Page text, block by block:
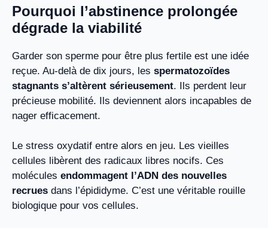
Pourquoi l’abstinence prolongée
dégrade la viabilité
Garder son sperme pour être plus fertile est une idée
reçue. Au-delà de dix jours, les spermatozoïdes
stagnants s’altèrent sérieusement. Ils perdent leur
précieuse mobilité. Ils deviennent alors incapables de
nager efficacement.
Le stress oxydatif entre alors en jeu. Les vieilles
cellules libèrent des radicaux libres nocifs. Ces
molécules endommagent l’ADN des nouvelles
recrues dans l’épididyme. C’est une véritable rouille
biologique pour vos cellules.